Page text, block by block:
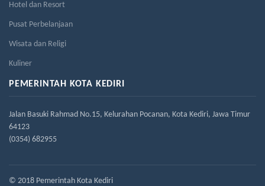
Hotel dan Resort
Pusat Perbelanjaan
Wisata dan Religi
Kuliner
PEMERINTAH KOTA KEDIRI
Jalan Basuki Rahmad No.15, Kelurahan Pocanan, Kota Kediri, Jawa Timur
64123
(0354) 682955
© 2018 Pemerintah Kota Kediri